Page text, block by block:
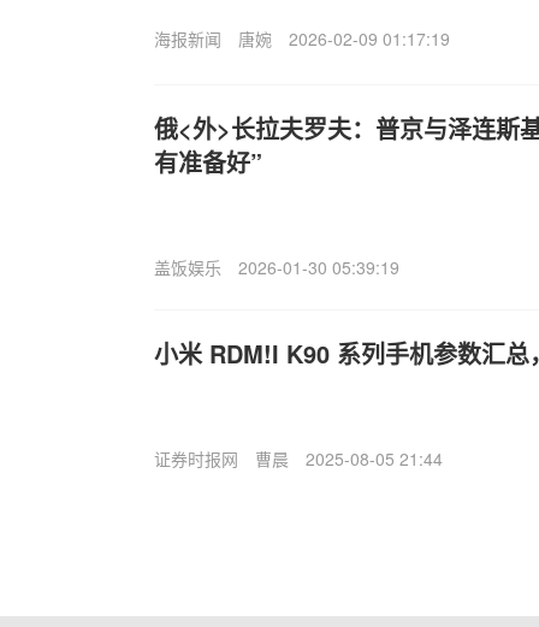
海报新闻 唐婉 2026-02-09 01:17:19
俄<外>长拉夫罗夫：普京与泽连斯
有准备好”
盖饭娱乐 2026-01-30 05:39:19
小米 RDM!I K90 系列手机参数汇总
证券时报网 曹晨 2025-08-05 21:44